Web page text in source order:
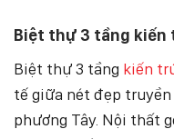
Biệt thự 3 tầng kiến
Biệt thự 3 tầng kiến
tế giữa nét đẹp
phương Tây. Nội thất